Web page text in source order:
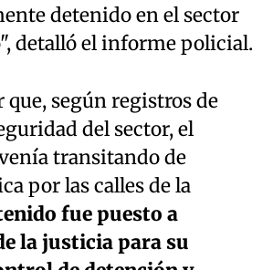
detenido en el sector
detalló el informe policial.
que, según registros de
del sector, el
transitando de
por las calles de la
fue puesto a
la justicia para su